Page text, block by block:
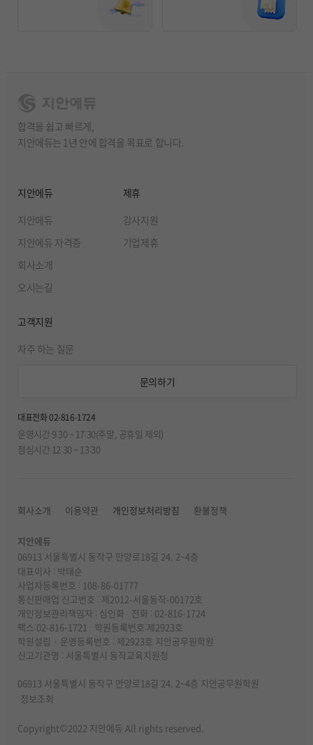
합격을 쉽고 빠르게,
지안에듀는 1년 안에 합격을 목표로 합니다.
지안에듀
지안에듀
지안에듀 자격증
회사소개
오시는길
제휴
강사지원
기업제휴
고객지원
자주 하는 질문
문의하기
대표전화 02-816-1724
운영시간 9:30 ~ 17:30(주말, 공휴일 제외)
점심시간 12:30 ~ 13:30
회사소개 이용약관 개인정보처리방침 환불정책
지안에듀
06913 서울특별시 동작구 만양로18길 24. 2~4층
대표이사 : 박태순
사업자등록번호 : 108-86-01777
통신판매업 신고번호 : 제2012-서울동작-00172호
개인정보관리책임자 : 심인화
전화 : 02-816-1724
팩스:02-816-1721
학원등록번호:제2923호
학원설립 · 운영등록번호 : 제2923호 지안공무원학원
신고기관명 : 서울특별시 동작교육지원청
06913 서울특별시 동작구 만양로18길 24. 2~4층 지안공무원학원
정보조회
Copyright©2022 지안에듀 All rights reserved.